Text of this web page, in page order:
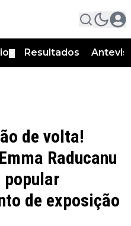
Resultados
de volta!
Raducanu
popular
de exposição